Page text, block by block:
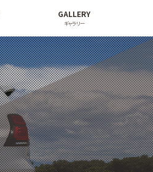
GALLERY
ギャラリー